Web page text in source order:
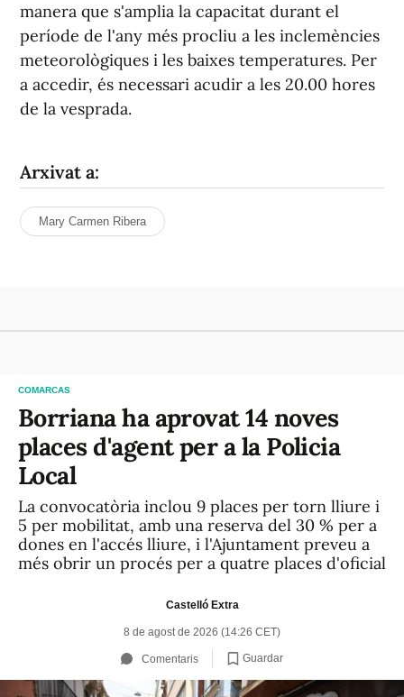
manera que s'amplia la capacitat durant el
període de l'any més procliu a les inclemències
meteorològiques i les baixes temperatures. Per
a accedir, és necessari acudir a les 20.00 hores
de la vesprada.
Arxivat a:
Mary Carmen Ribera
COMARCAS
Borriana ha aprovat 14 noves
places d'agent per a la Policia
Local
La convocatòria inclou 9 places per torn lliure i
5 per mobilitat, amb una reserva del 30 % per a
dones en l'accés lliure, i l'Ajuntament preveu a
més obrir un procés per a quatre places d'oficial
Castelló Extra
8 de agost de 2026 (14:26 CET)
Comentaris Guardar